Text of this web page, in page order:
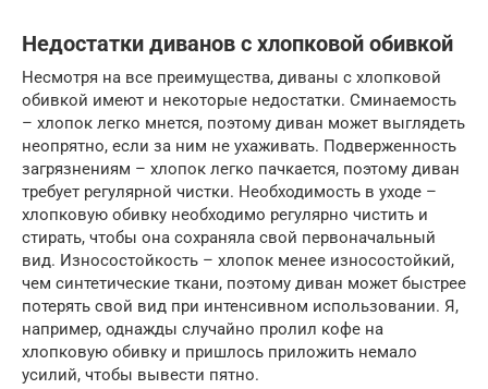
Недостатки диванов с хлопковой обивкой
Несмотря на все преимущества, диваны с хлопковой
обивкой имеют и некоторые недостатки. Сминаемость
– хлопок легко мнется, поэтому диван может выглядеть
неопрятно, если за ним не ухаживать. Подверженность
загрязнениям – хлопок легко пачкается, поэтому диван
требует регулярной чистки. Необходимость в уходе –
хлопковую обивку необходимо регулярно чистить и
стирать, чтобы она сохраняла свой первоначальный
вид. Износостойкость – хлопок менее износостойкий,
чем синтетические ткани, поэтому диван может быстрее
потерять свой вид при интенсивном использовании. Я,
например, однажды случайно пролил кофе на
хлопковую обивку и пришлось приложить немало
усилий, чтобы вывести пятно.